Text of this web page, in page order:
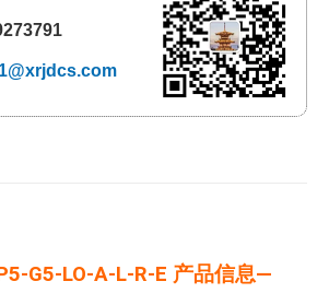
G5-LO-A-L-R-E 产品信息—